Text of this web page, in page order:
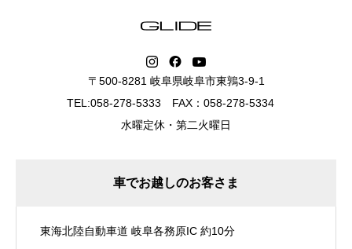
〒500-8281 岐阜県岐阜市東鶉3-9-1
TEL:058-278-5333 FAX：058-278-5334
水曜定休・第二火曜日
車でお越しのお客さま
東海北陸自動車道 岐阜各務原IC 約10分